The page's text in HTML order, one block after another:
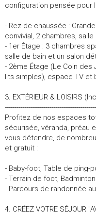
configuration pensée pour
- Rez-de-chaussée :
convivial, 2 chambres,
- 1er Étage : 3 chambres
salle de bain et un salon
- 2ème Étage (Le Coin des
lits simples), espace TV et
3. EXTÉRIEUR & LOISIRS
Profitez de nos espaces
sécurisée, véranda, préau
vous détendre, de
et gratuit :
- Baby-foot, Table de ping-
- Terrain de foot,
- Parcours de randonnée
4. CRÉEZ VOTRE SÉJOUR